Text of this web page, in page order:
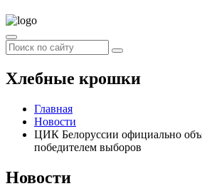
Хлебные крошки
Главная
Новости
ЦИК Белоруссии официально
победителем выборов
Новости